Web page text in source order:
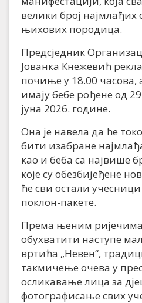
велики број најмлађих
њихових породица.
Предсједник
Јованка Кнежевић
почиње у 18.00 часова,
имају бебе рођене од
јуна 2026. године.
Она је навела да ће
бити изабране
као и беба са највише
које су обезбијеђене
ће сви остали
поклон-пакете.
Према њеним
обухватити наступе
вртића „Невен“,
такмичење очева у
осликавање лица за
фотографисање свих